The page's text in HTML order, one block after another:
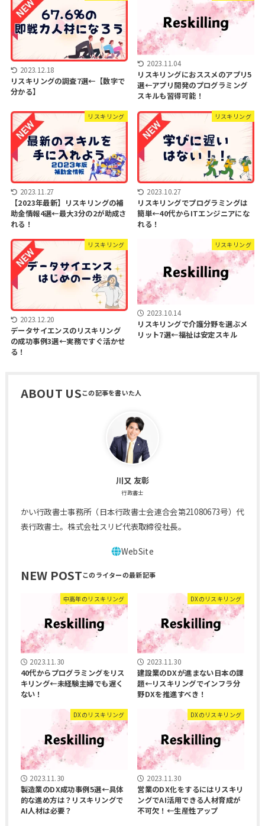
2023.12.18
リスキリングの調査7選←【数字で
分かる】
2023.11.04
リスキリングにおススメのアプリ5
選←アプリ開発のプログラミング
スキルも習得可能！
リスキリング
2023.11.27
【2023年最新】リスキリングの補
助金情報4選←最大3分の2が助成さ
れる！
リスキリング
2023.10.27
リスキリングでプログラミングは
簡単←40代からITエンジニアにな
れる！
リスキリング
2023.12.20
データサイエンスのリスキリング
の成功事例3選←実務ですぐ活かせ
る！
リスキリング
2023.10.14
リスキリングで介護分野を選ぶメ
リット7選←福祉は安定スキル
ABOUT US
川又 友彰
行政書士
かい行政書士事務所（日本行政書士会連合会第21080673号）代
表行政書士。株式会社スリピ代表取締役社長。
NEW POST
中高年のリスキリング
2023.11.30
40代からプログラミングをリス
キリング←未経験主婦でも遅く
ない！
DXのリスキリング
2023.11.30
建設業のDXが進まない日本の課
題←リスキリングでインフラ分
野DXを推進すべき！
DXのリスキリング
2023.11.30
製造業のDX成功事例5選←具体
的な進め方は？リスキリングで
AI人材は必要？
DXのリスキリング
2023.11.30
営業のDX化をするにはリスキリ
ングでAI活用できる人材育成が
不可欠！←生産性アップ